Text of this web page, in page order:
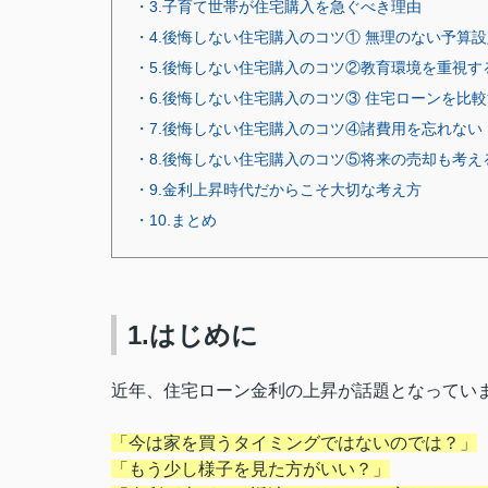
・3.子育て世帯が住宅購入を急ぐべき理由
・4.後悔しない住宅購入のコツ① 無理のない予算
・5.後悔しない住宅購入のコツ②教育環境を重視す
・6.後悔しない住宅購入のコツ③ 住宅ローンを比
・7.後悔しない住宅購入のコツ④諸費用を忘れない
・8.後悔しない住宅購入のコツ⑤将来の売却も考え
・9.金利上昇時代だからこそ大切な考え方
・10.まとめ
1.はじめに
近年、住宅ローン金利の上昇が話題となってい
「今は家を買うタイミングではないのでは？」
「もう少し様子を見た方がいい？」